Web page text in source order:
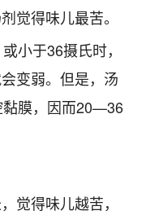
觉得味儿最苦。
于36摄氏时，
变弱。但是，汤
黏膜，因而20—36
得味儿越苦，